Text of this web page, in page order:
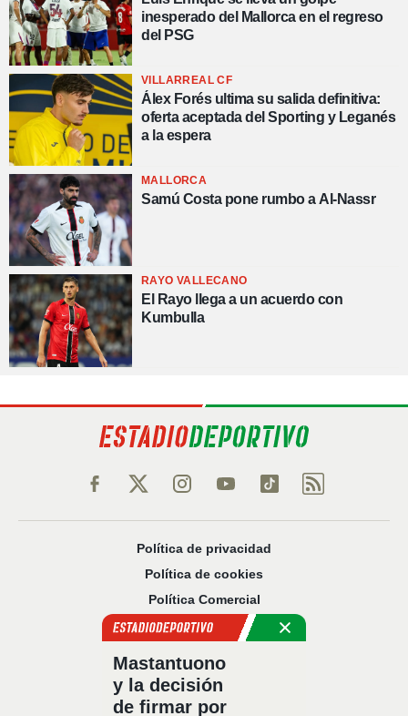
inesperado del Mallorca en el regreso
del PSG
VILLARREAL CF
Álex Forés ultima su salida definitiva:
oferta aceptada del Sporting y Leganés
a la espera
MALLORCA
Samú Costa pone rumbo a Al-Nassr
RAYO VALLECANO
El Rayo llega a un acuerdo con
Kumbulla
Política de privacidad
Política de cookies
Política Comercial
Aviso legal
Sobre nosotros
Código Ético
Mastantuono
y la decisión
de firmar por